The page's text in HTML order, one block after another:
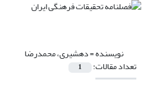
نویسنده =دهشیری، محمدرضا
تعداد مقالات: 1